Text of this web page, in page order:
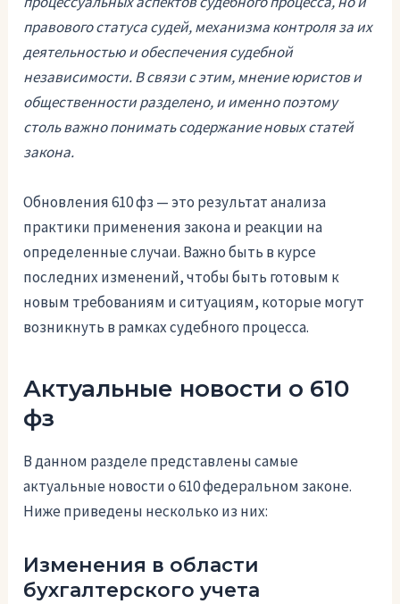
правового статуса судей, механизма контроля за их
деятельностью и обеспечения судебной
независимости. В связи с этим, мнение юристов и
общественности разделено, и именно поэтому
столь важно понимать содержание новых статей
закона.
Обновления 610 фз — это результат анализа
практики применения закона и реакции на
определенные случаи. Важно быть в курсе
последних изменений, чтобы быть готовым к
новым требованиям и ситуациям, которые могут
возникнуть в рамках судебного процесса.
Актуальные новости о 610
фз
В данном разделе представлены самые
актуальные новости о 610 федеральном законе.
Ниже приведены несколько из них:
Изменения в области
бухгалтерского учета